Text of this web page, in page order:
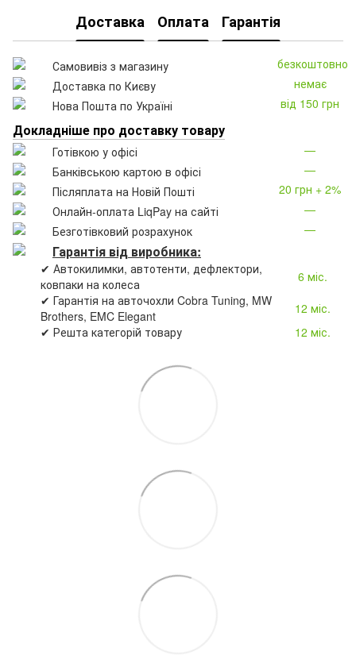
Доставка Оплата Гарантія
Самовивіз з магазину
безкоштовно
Доставка по Києву
немає
Нова Пошта по Україні
від 150 грн
Докладніше про доставку товару
Готівкою у офісі
—
Банківською картою в офісі
—
Післяплата на Новій Пошті
20 грн + 2%
Онлайн-оплата LiqPay на сайті
—
Безготівковий розрахунок
—
Гарантія від виробника:
✔ Автокилимки, автотенти, дефлектори,
ковпаки на колеса
6 міс.
✔ Гарантія на авточохли Cobra Tuning, MW
Brothers, EMC Elegant
12 міс.
✔ Решта категорій товару
12 міс.